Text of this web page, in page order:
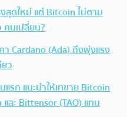
สุดใหม่ แต่ Bitcoin ไม่ตาม
คนเปลี่ยน?
า Cardano (Ada) ถึงพุ่งแรง
ว
รก แนะนำให้เทขาย Bitcoin
ละ Bittensor (TAO) แทน